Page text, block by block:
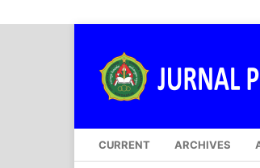
CURRENT ARCHIVES